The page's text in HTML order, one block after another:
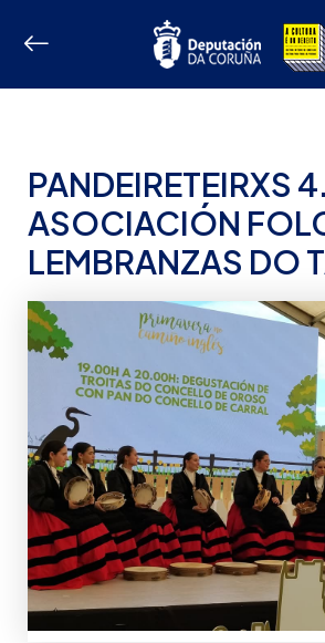
PANDEIRETEIRXS
ASOCIACIÓN
LEMBRANZAS DO